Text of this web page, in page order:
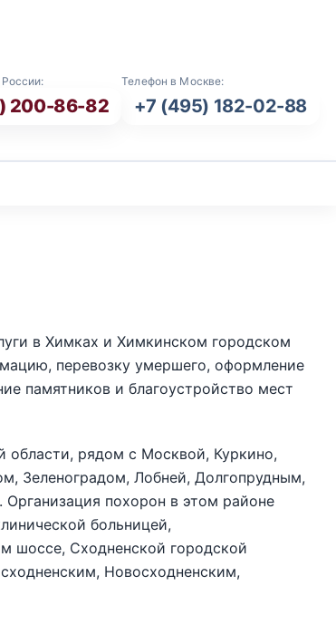
200-86-82
Телефон в Москве:
+7 (495) 182-02-88
в Химках и Химкинском городском
перевозку умершего, оформление
памятников и благоустройство мест
рядом с Москвой, Куркино,
Зеленоградом, Лобней, Долгопрудным,
похорон в этом районе
больницей,
шоссе, Сходненской городской
Новосходненским,